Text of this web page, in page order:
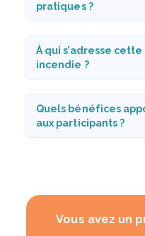
pratiques ?
À qui s’adresse
incendie ?
Quels bénéfices
aux participants ?
Vous avez un